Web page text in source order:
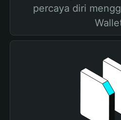
percaya diri